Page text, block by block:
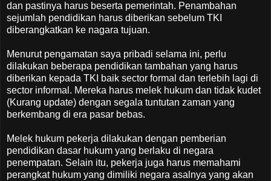
dan pastinya harus beserta pemerintah. Penambahan
sejumlah pendidikan harus diberikan sebelum TKI
diberangkatkan ke nagara tujuan.
Menurut pengamatan saya pribadi selama ini, perlu
dilakukan beberapa pendidikan tambahan yang harus
diberikan kepada TKI baik sector formal dan terlebih lagi di
sector informal. Mereka harus melek hukum dan tidak kudet
(Kurang update) dengan segala tuntutan zaman yang
berkembang di era pasar bebas.
Melek hukum pekerja dilakukan dengan pemberian
pendidikan dasar hukum yang berlaku di negara
penempatan. Selain itu, pekerja juga harus memahami
perangkat hukum yang dimiliki negara asalnya yang akan